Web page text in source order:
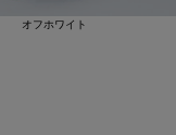
オフホワイト